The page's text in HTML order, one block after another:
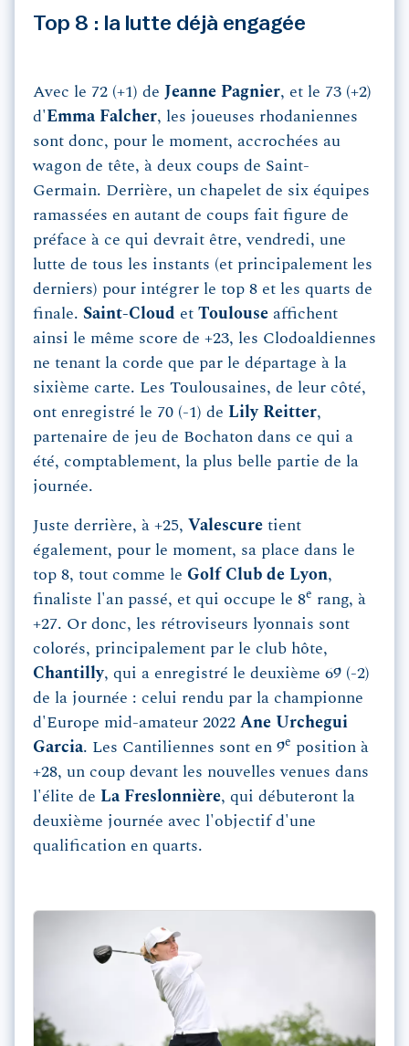
Top 8 : la lutte déjà engagée
Avec le 72 (+1) de Jeanne Pagnier, et le 73 (+2)
d'Emma Falcher, les joueuses rhodaniennes
sont donc, pour le moment, accrochées au
wagon de tête, à deux coups de Saint-
Germain. Derrière, un chapelet de six équipes
ramassées en autant de coups fait figure de
préface à ce qui devrait être, vendredi, une
lutte de tous les instants (et principalement les
derniers) pour intégrer le top 8 et les quarts de
finale. Saint-Cloud et Toulouse affichent
ainsi le même score de +23, les Clodoaldiennes
ne tenant la corde que par le départage à la
sixième carte. Les Toulousaines, de leur côté,
ont enregistré le 70 (-1) de Lily Reitter,
partenaire de jeu de Bochaton dans ce qui a
été, comptablement, la plus belle partie de la
journée.
Juste derrière, à +25, Valescure tient
également, pour le moment, sa place dans le
top 8, tout comme le Golf Club de Lyon,
finaliste l'an passé, et qui occupe le 8e rang, à
+27. Or donc, les rétroviseurs lyonnais sont
colorés, principalement par le club hôte,
Chantilly, qui a enregistré le deuxième 69 (-2)
de la journée : celui rendu par la championne
d'Europe mid-amateur 2022 Ane Urchegui
Garcia. Les Cantiliennes sont en 9e position à
+28, un coup devant les nouvelles venues dans
l'élite de La Freslonnière, qui débuteront la
deuxième journée avec l'objectif d'une
qualification en quarts.